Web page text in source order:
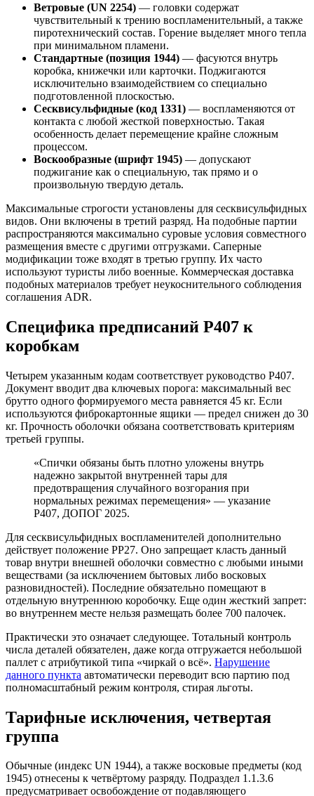
Ветровые (UN 2254) — головки содержат
чувствительный к трению воспламенительный, а также
пиротехнический состав. Горение выделяет много тепла
при минимальном пламени.
Стандартные (позиция 1944) — фасуются внутрь
коробка, книжечки или карточки. Поджигаются
исключительно взаимодействием со специально
подготовленной плоскостью.
Сесквисульфидные (код 1331) — воспламеняются от
контакта с любой жесткой поверхностью. Такая
особенность делает перемещение крайне сложным
процессом.
Воскообразные (шрифт 1945) — допускают
поджигание как о специальную, так прямо и о
произвольную твердую деталь.
Максимальные строгости установлены для сесквисульфидных
видов. Они включены в третий разряд. На подобные партии
распространяются максимально суровые условия совместного
размещения вместе с другими отгрузками. Саперные
модификации тоже входят в третью группу. Их часто
используют туристы либо военные. Коммерческая доставка
подобных материалов требует неукоснительного соблюдения
соглашения ADR.
Специфика предписаний P407 к
коробкам
Четырем указанным кодам соответствует руководство P407.
Документ вводит два ключевых порога: максимальный вес
брутто одного формируемого места равняется 45 кг. Если
используются фиброкартонные ящики — предел снижен до 30
кг. Прочность оболочки обязана соответствовать критериям
третьей группы.
«Спички обязаны быть плотно уложены внутрь
надежно закрытой внутренней тары для
предотвращения случайного возгорания при
нормальных режимах перемещения» — указание
P407, ДОПОГ 2025.
Для сесквисульфидных воспламенителей дополнительно
действует положение PP27. Оно запрещает класть данный
товар внутри внешней оболочки совместно с любыми иными
веществами (за исключением бытовых либо восковых
разновидностей). Последние обязательно помещают в
отдельную внутреннюю коробочку. Еще один жесткий запрет:
во внутреннем месте нельзя размещать более 700 палочек.
Практически это означает следующее. Тотальный контроль
числа деталей обязателен, даже когда отгружается небольшой
паллет с атрибутикой типа «чиркай о всё». Нарушение
данного пункта автоматически переводит всю партию под
полномасштабный режим контроля, стирая льготы.
Тарифные исключения, четвертая
группа
Обычные (индекс UN 1944), а также восковые предметы (код
1945) отнесены к четвёртому разряду. Подраздел 1.1.3.6
предусматривает освобождение от подавляющего